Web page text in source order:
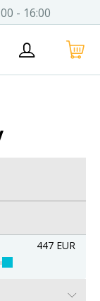
- 16:00
447 EUR